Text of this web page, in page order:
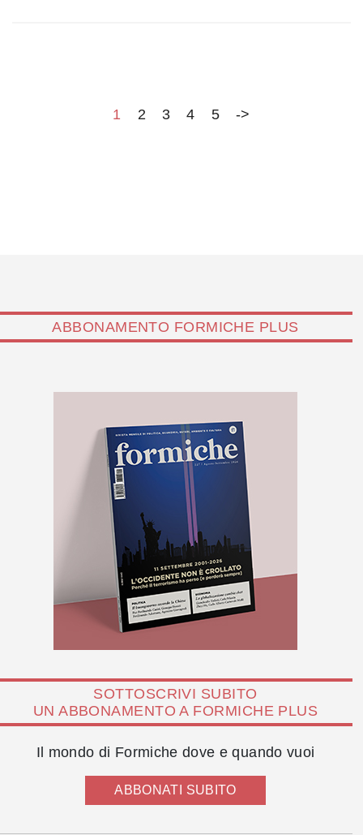
1 2 3 4 5 ->
ABBONAMENTO FORMICHE PLUS
SOTTOSCRIVI SUBITO
UN ABBONAMENTO A FORMICHE PLUS
Il mondo di Formiche dove e quando vuoi
ABBONATI SUBITO